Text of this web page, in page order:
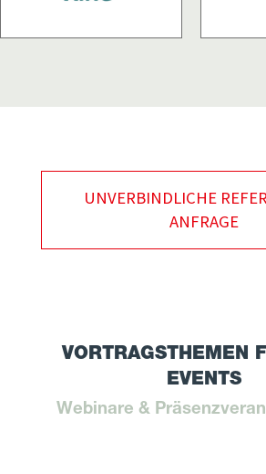
UNVERBINDLICHE
ANFRAGE
VORTRAGSTHEMEN
EVENTS
Webinare &